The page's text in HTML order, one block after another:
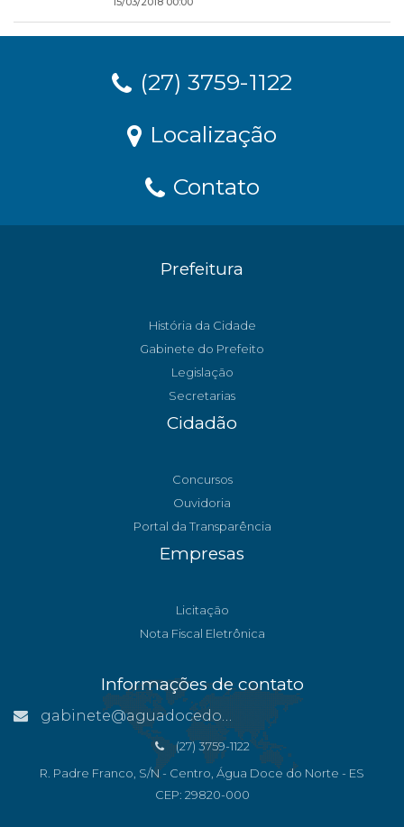
(27) 3759-1122
Localização
Contato
Prefeitura
História da Cidade
Gabinete do Prefeito
Legislação
Secretarias
Cidadão
Concursos
Ouvidoria
Portal da Transparência
Empresas
Licitação
Nota Fiscal Eletrônica
Informações de contato
gabinete@aguadocedonorte.es.gov.br
(27) 3759-1122
R. Padre Franco, S/N - Centro, Água Doce do Norte - ES
CEP: 29820-000